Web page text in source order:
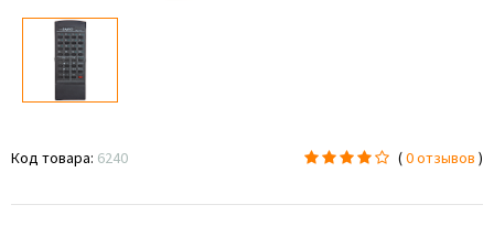
Код товара: 6240 (0 отзывов )